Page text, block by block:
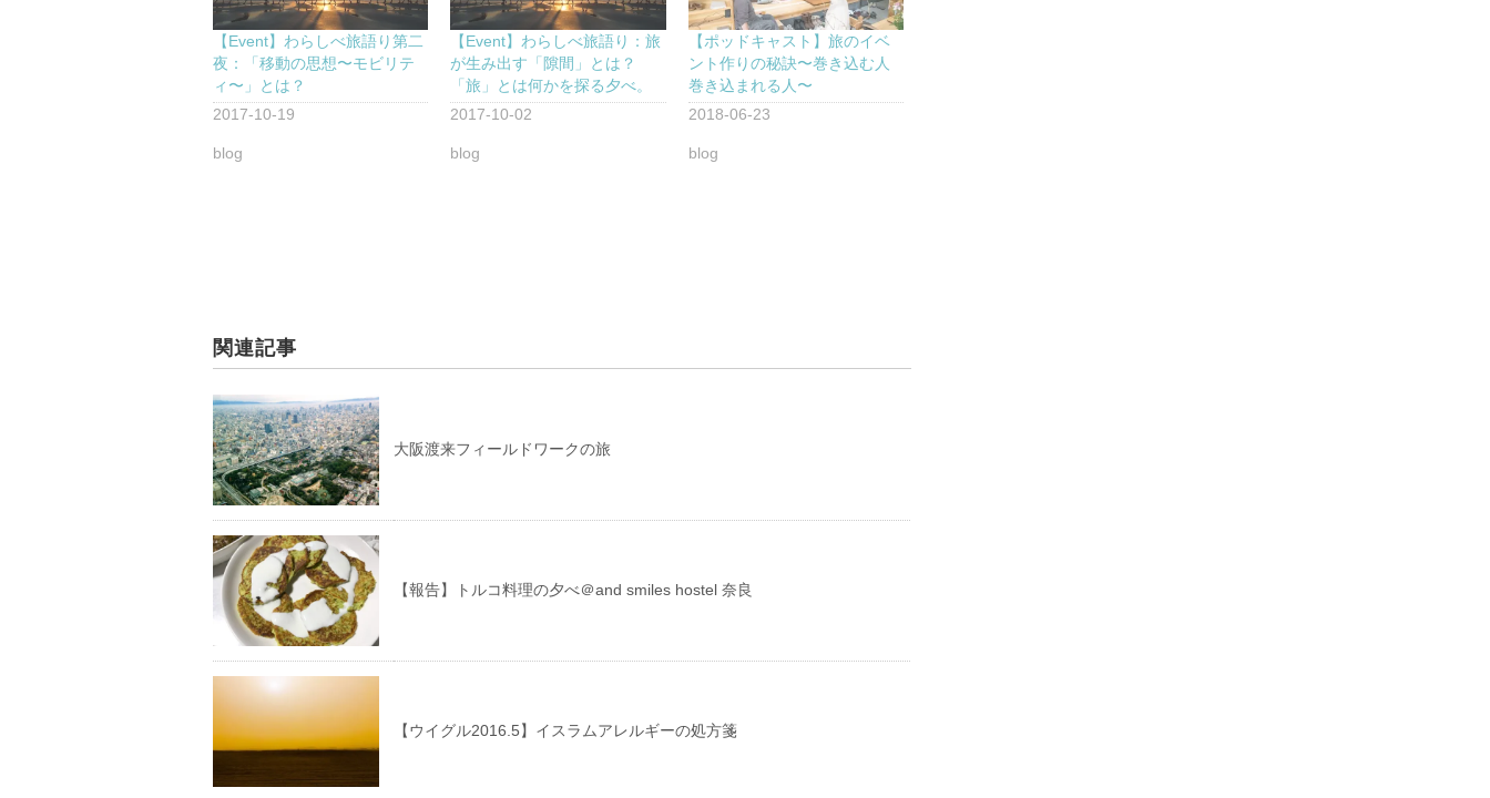
【Event】わらしべ旅語り第二
夜：「移動の思想〜モビリテ
ィ〜」とは？
2017-10-19
blog
【Event】わらしべ旅語り：旅
が生み出す「隙間」とは？
「旅」とは何かを探る夕べ。
2017-10-02
blog
【ポッドキャスト】旅のイベ
ント作りの秘訣〜巻き込む人
巻き込まれる人〜
2018-06-23
blog
関連記事
大阪渡来フィールドワークの旅
【報告】トルコ料理の夕べ＠and smiles hostel 奈良
【ウイグル2016.5】イスラムアレルギーの処方箋